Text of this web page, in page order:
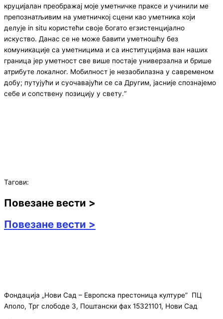
круцијалан преображај моје уметничке праксе и учинили ме
препознатљивим на уметничкој сцени као уметника који
делује in situ користећи своје богато егзистенцијално
искуство. Данас се не може бавити уметношћу без
комуникације са уметницима и са институцијама ван наших
граница јер уметност све више постаје универзална и брише
атрибуте локалног. Мобилност је незаобилазна у савременом
добу; путујући и суочавајући се са Другим, јасније спознајемо
себе и сопствену позицију у свету.“
Тагови:
Повезане вести >
Повезане вести >
Фондација „Нови Сад – Европска престоница културе” ПЦ
Аполо, Трг слободе 3, Поштански фах 15321101, Нови Сад